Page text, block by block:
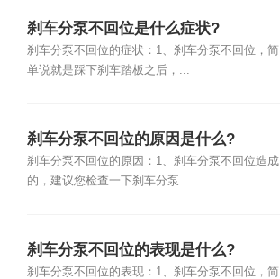
刹车分泵不回位是什么症状?
刹车分泵不回位的症状：1、刹车分泵不回位，简
单说就是踩下刹车踏板之后，...
刹车分泵不回位的原因是什么?
刹车分泵不回位的原因：1、刹车分泵不回位造成
的，建议您检查一下刹车分泵...
刹车分泵不回位的表现是什么?
刹车分泵不回位的表现：1、刹车分泵不回位，简